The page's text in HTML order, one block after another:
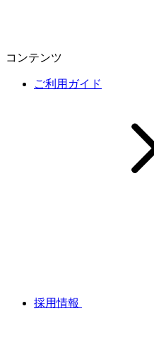
コンテンツ
ご利用ガイド
採用情報